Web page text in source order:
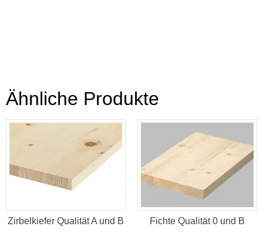
Ähnliche Produkte
Zirbelkiefer Qualität A und B Fichte Qualität 0 und B